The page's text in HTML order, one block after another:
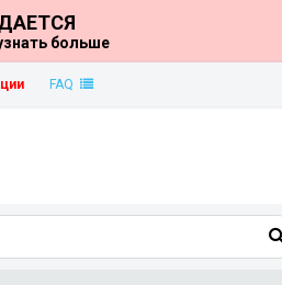
больше
FAQ